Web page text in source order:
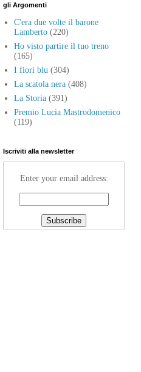
gli Argomenti
C'era due volte il barone
Lamberto (220)
Ho visto partire il tuo treno
(165)
I fiori blu (304)
La scatola nera (408)
La Storia (391)
Premio Lucia Mastrodomenico
(119)
Iscriviti alla newsletter
Enter your email address: